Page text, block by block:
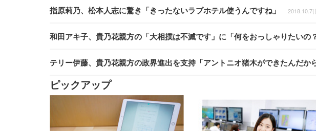
指原莉乃、松本人志に驚き「きったないラブホテル使うんですね」 2018.10.7(
和田アキ子、貴乃花親方の「大相撲は不滅です」に「何をおっしゃりたいの？
テリー伊藤、貴乃花親方の政界進出を支持「アントニオ猪木ができたんだか
ピックアップ